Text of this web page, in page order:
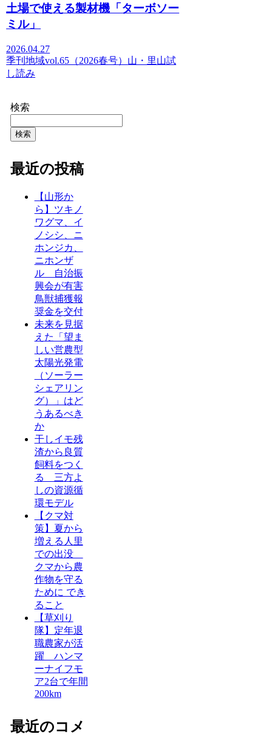
土場で使える製材機「ターボソー
ミル」
2026.04.27
季刊地域vol.65（2026春号） 山・里山試
し読み
検索
検索
最近の投稿
【山形か
ら】ツキノ
ワグマ、イ
ノシシ、ニ
ホンジカ、
ニホンザ
ル 自治振
興会が有害
鳥獣捕獲報
奨金を交付
未来を見据
えた「望ま
しい営農型
太陽光発電
（ソーラー
シェアリン
グ）」はど
うあるべき
か
干しイモ残
渣から良質
飼料をつく
る 三方よ
しの資源循
環モデル
【クマ対
策】夏から
増える人里
での出没
クマから農
作物を守る
ために でき
ること
【草刈り
隊】定年退
職農家が活
躍 ハンマ
ーナイフモ
ア2台で年間
200km
最近のコメ